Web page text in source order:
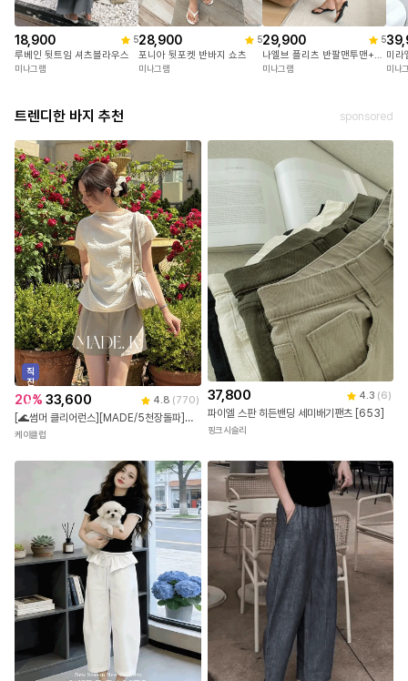
18,900 5
루베인 뒷트임 셔츠블라우스
미나그램
28,900 5
포니아 뒷포켓 반바지 쇼츠
미나그램
29,900 5
나엘브 플리츠 반팔맨투맨+치마반바지세트
미나그램
미라
미나
트렌디한 바지 추천 sponsored
직
진
배
송
20% 33,600 4.8 (770)
[🌊썸머 클리어런스][MADE/5천장돌파]이프 데일리 투핀턱 하프 슬랙스 (S-L/출근룩/데일리룩/여름슬랙스/핀턱슬랙스/여름바지/하객룩/숏팬츠/반바지)
케이클럽
37,800 4.3 (6)
파이엘 스판 히든밴딩 세미배기팬츠 [653]
핑크시슬리